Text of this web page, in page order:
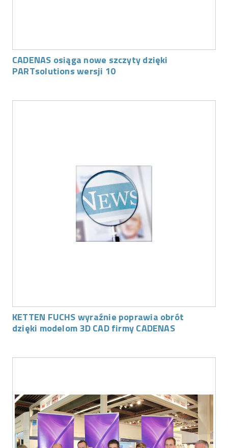
CADENAS osiąga nowe szczyty dzięki
PARTsolutions wersji 10
KETTEN FUCHS wyraźnie poprawia obrót
dzięki modelom 3D CAD firmy CADENAS